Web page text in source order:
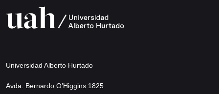
Universidad Alberto Hurtado
Avda. Bernardo O’Higgins 1825